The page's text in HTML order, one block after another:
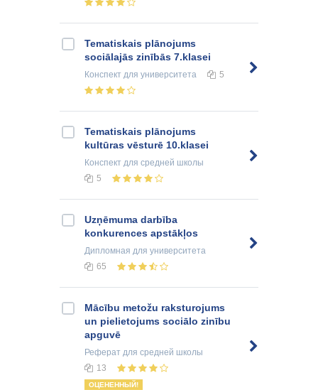
Tematiskais plānojums
sociālajās zinībās 7.klasei
Конспект для университета 5
Tematiskais plānojums
kultūras vēsturē 10.klasei
Конспект для средней школы
5
Uzņēmuma darbība
konkurences apstākļos
Дипломная для университета
65
Mācību metožu raksturojums
un pielietojums sociālo zinību
apguvē
Реферат для средней школы
13
ОЦЕНЕННЫЙ!